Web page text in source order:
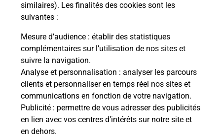
similaires). Les finalités des cookies sont les
suivantes :
Mesure d’audience : établir des statistiques
complémentaires sur l’utilisation de nos sites et
suivre la navigation.
Analyse et personnalisation : analyser les parcours
clients et personnaliser en temps réel nos sites et
communications en fonction de votre navigation.
Publicité : permettre de vous adresser des publicités
en lien avec vos centres d’intérêts sur notre site et
en dehors.
En savoir plus
Imprimer des documents
Vous cherchez à faire des impressions à
STRASBOURG HAUTEPIERRE (67200) ? Retrouvez
une imprimante dans votre bureau de Poste.
En savoir plus